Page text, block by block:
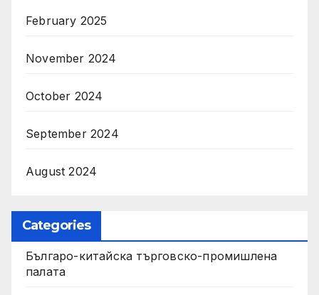
February 2025
November 2024
October 2024
September 2024
August 2024
Categories
Българо-китайска търговско-промишлена
палата